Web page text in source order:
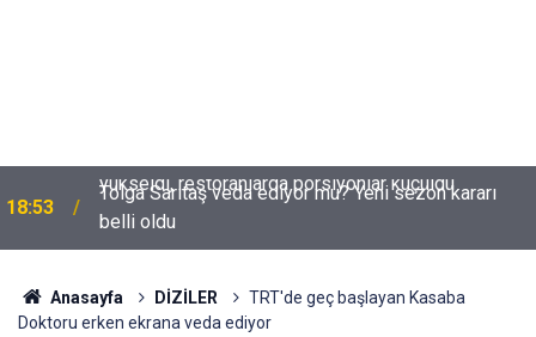
18:53
Tolga Sarıtaş veda ediyor mu? Yeni sezon kararı
belli oldu
Anasayfa DİZİLER
TRT'de geç başlayan Kasaba
Doktoru erken ekrana veda ediyor